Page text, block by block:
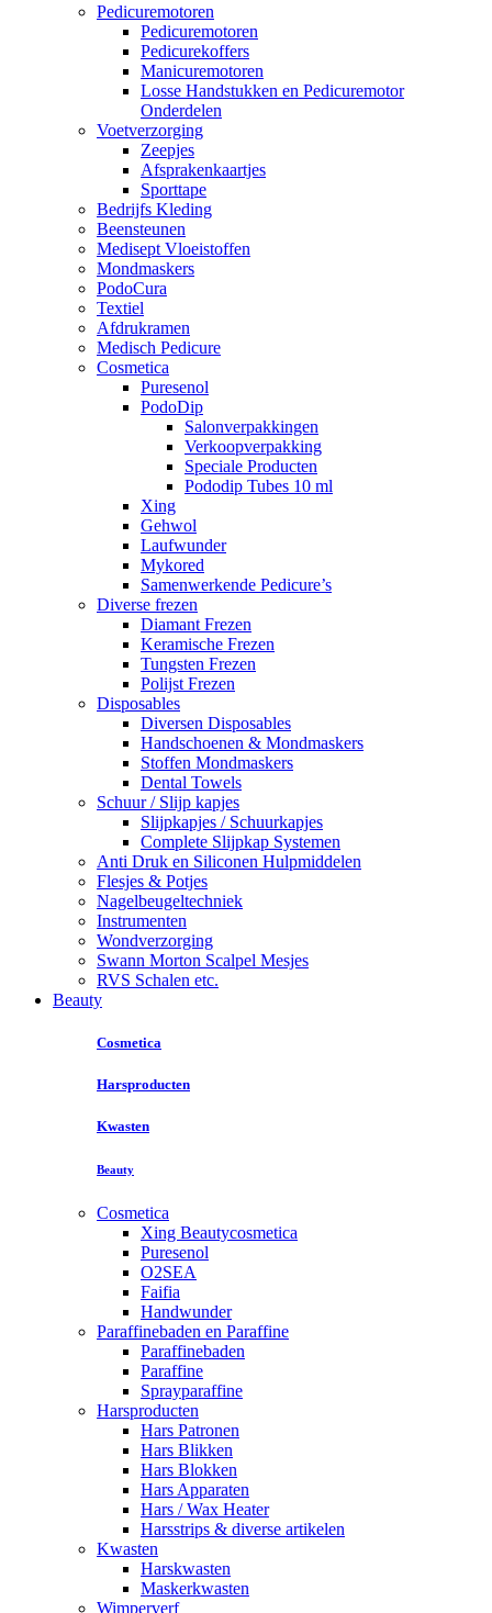
Pedicuremotoren
Pedicuremotoren
Pedicurekoffers
Manicuremotoren
Losse Handstukken en Pedicuremotor
Onderdelen
Voetverzorging
Zeepjes
Afsprakenkaartjes
Sporttape
Bedrijfs Kleding
Beensteunen
Medisept Vloeistoffen
Mondmaskers
PodoCura
Textiel
Afdrukramen
Medisch Pedicure
Cosmetica
Puresenol
PodoDip
Salonverpakkingen
Verkoopverpakking
Speciale Producten
Pododip Tubes 10 ml
Xing
Gehwol
Laufwunder
Mykored
Samenwerkende Pedicure’s
Diverse frezen
Diamant Frezen
Keramische Frezen
Tungsten Frezen
Polijst Frezen
Disposables
Diversen Disposables
Handschoenen & Mondmaskers
Stoffen Mondmaskers
Dental Towels
Schuur / Slijp kapjes
Slijpkapjes / Schuurkapjes
Complete Slijpkap Systemen
Anti Druk en Siliconen Hulpmiddelen
Flesjes & Potjes
Nagelbeugeltechniek
Instrumenten
Wondverzorging
Swann Morton Scalpel Mesjes
RVS Schalen etc.
Beauty
Cosmetica
Harsproducten
Kwasten
Beauty
Cosmetica
Xing Beautycosmetica
Puresenol
O2SEA
Faifia
Handwunder
Paraffinebaden en Paraffine
Paraffinebaden
Paraffine
Sprayparaffine
Harsproducten
Hars Patronen
Hars Blikken
Hars Blokken
Hars Apparaten
Hars / Wax Heater
Harsstrips & diverse artikelen
Kwasten
Harskwasten
Maskerkwasten
Wimperverf